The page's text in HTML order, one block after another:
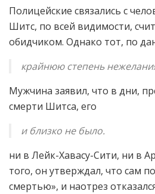
Полицейские связались с
Шитс, по всей видимости,
обидчиком. Однако тот, по
крайнюю степень
Мужчина заявил, что в дни,
смерти Шитса, его
и близко не было.
ни в Лейк-Хавасу-Сити, ни в
того, он утверждал, что сам
смертью», и наотрез